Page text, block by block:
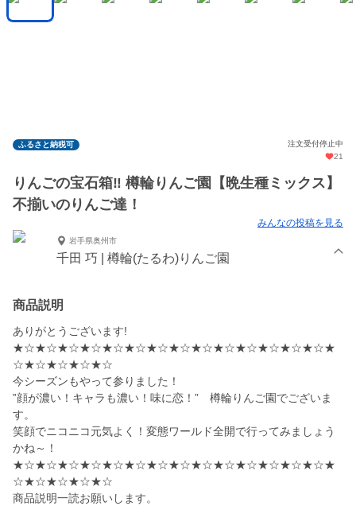
ふるさと納税可
注文受付停止中
21
りんごの宝石箱‼ 樽輪りんご園【晩生種ミックス】
不揃いのりんご達！
みんなの投稿を見る
岩手県奥州市
千田 巧 | 樽輪(たるわ)りんご園
商品説明
ありがとうございます!
★☆★☆★☆★☆★☆★☆★☆★☆★☆★☆★☆★☆★☆★☆★
☆★☆★☆★☆★☆
今シーズンもやって参りました！
‟顔が濃い！キャラも濃い！味に恋！” 樽輪りんご園でございま
す。
笑顔でニコニコ元気よく！変態ワールド全開で行ってみましょう
かね～！
★☆★☆★☆★☆★☆★☆★☆★☆★☆★☆★☆★☆★☆★☆★
☆★☆★☆★☆★☆
商品説明一読お願いします。